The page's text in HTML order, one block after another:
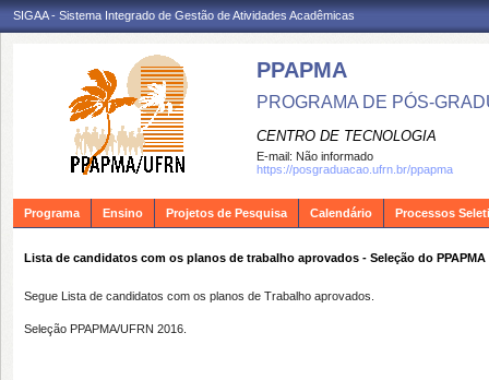
SIGAA - Sistema Integrado de Gestão de Atividades Acadêmicas
PPAPMA
PROGRAMA DE PÓS-
CENTRO DE TECNOLOGIA
E-mail: Não informado
https://posgraduacao.ufrn.br/ppapma
Programa Ensino Projetos de Pesquisa Calendário Processos
Lista de candidatos com os planos de trabalho aprovados - Seleção do PPAPMA
Segue Lista de candidatos com os planos de Trabalho aprovados.
Seleção PPAPMA/UFRN 2016.